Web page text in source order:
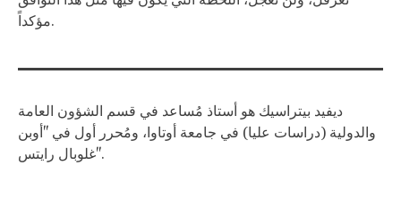
مؤكداً.
ديفيد بيتراسيك هو أستاذ مُساعد في قسم الشؤون العامة
والدولية (دراسات عليا) في جامعة أوتاوا، ومُحرر أول في "أوبن
غلوبال رايتس".